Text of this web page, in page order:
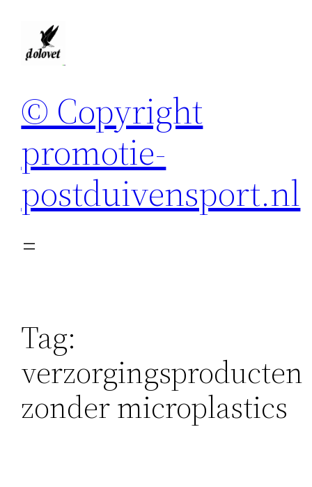
© Copyright
promotie-
postduivensport.nl
Tag:
verzorgingsproducten
zonder microplastics